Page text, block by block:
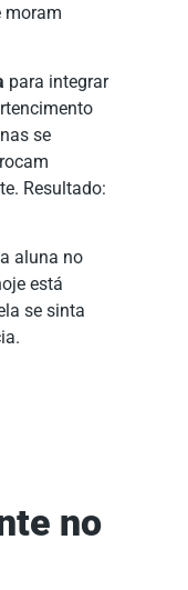
moram
para integrar
se
Resultado:
aluna no
está
se sinta
no